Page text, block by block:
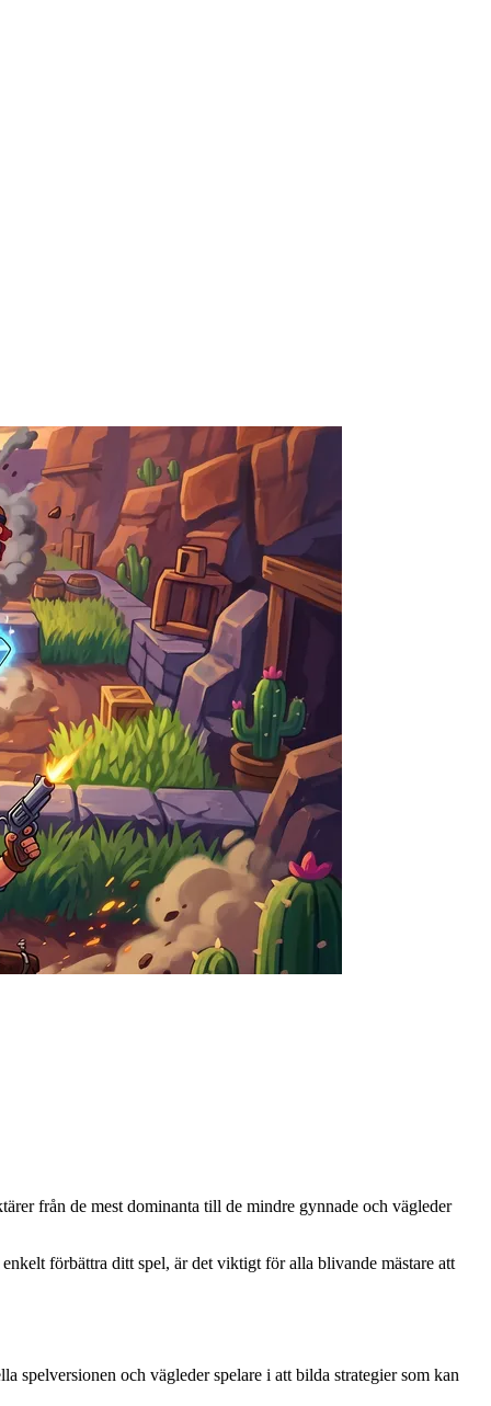
från de mest dominanta till de mindre gynnade och vägleder
förbättra ditt spel, är det viktigt för alla blivande mästare att
spelversionen och vägleder spelare i att bilda strategier som kan